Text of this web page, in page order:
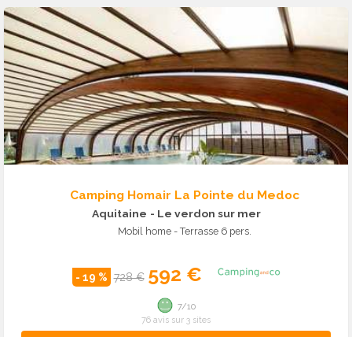
Camping Homair La Pointe du Medoc
Aquitaine - Le verdon sur mer
Mobil home - Terrasse 6 pers.
- 19 % 728 € 592 €
7/10
76 avis sur 3 sites